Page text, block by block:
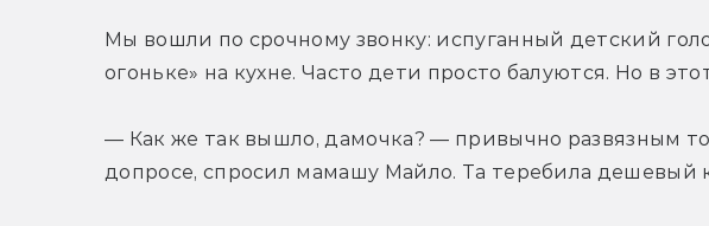
Мы вошли по срочному звонку: испуганный детский
огоньке» на кухне. Часто дети просто балуются. Но в
— Как же так вышло, дамочка? — привычно развязным
допросе, спросил мамашу Майло. Та теребила дешевый